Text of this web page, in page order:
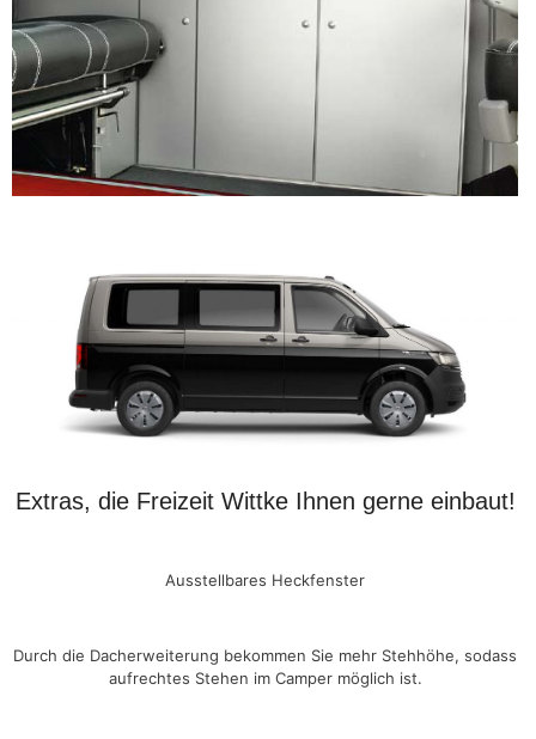
Extras, die Freizeit Wittke Ihnen gerne einbaut!
Ausstellbares Heckfenster
Durch die Dacherweiterung bekommen Sie mehr Stehhöhe, sodass
aufrechtes Stehen im Camper möglich ist.